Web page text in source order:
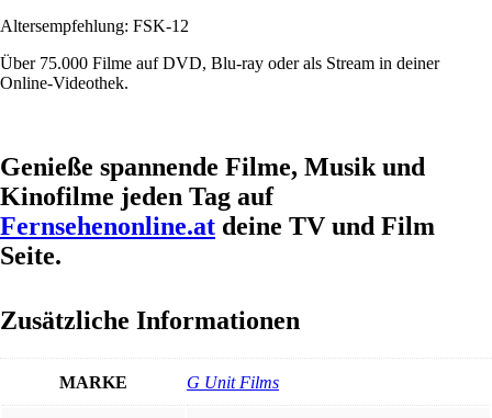
Altersempfehlung: FSK-12
Über 75.000 Filme auf DVD, Blu-ray oder als Stream in deiner
Online-Videothek.
Genieße spannende Filme, Musik und
Kinofilme jeden Tag auf
Fernsehenonline.at deine TV und Film
Seite.
Zusätzliche Informationen
MARKE G Unit Films